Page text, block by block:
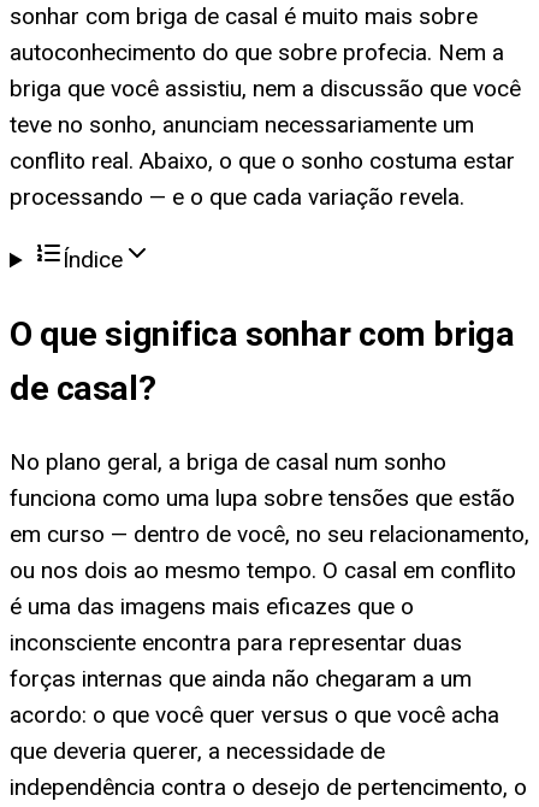
sonhar com briga de casal é muito mais sobre
autoconhecimento do que sobre profecia. Nem a
briga que você assistiu, nem a discussão que você
teve no sonho, anunciam necessariamente um
conflito real. Abaixo, o que o sonho costuma estar
processando — e o que cada variação revela.
Índice
O que significa sonhar com briga
de casal?
No plano geral, a briga de casal num sonho
funciona como uma lupa sobre tensões que estão
em curso — dentro de você, no seu relacionamento,
ou nos dois ao mesmo tempo. O casal em conflito
é uma das imagens mais eficazes que o
inconsciente encontra para representar duas
forças internas que ainda não chegaram a um
acordo: o que você quer versus o que você acha
que deveria querer, a necessidade de
independência contra o desejo de pertencimento, o